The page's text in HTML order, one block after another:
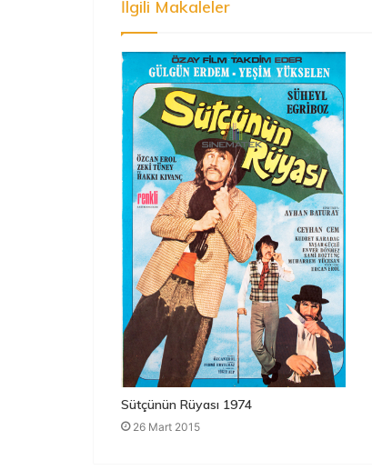
İlgili Makaleler
Sütçünün Rüyası 1974
26 Mart 2015